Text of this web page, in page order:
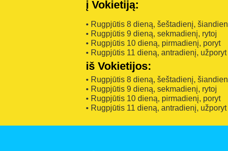
į Vokietiją:
• Rugpjūtis 8 dieną, šeštadienį, šiandien
• Rugpjūtis 9 dieną, sekmadienį, rytoj
• Rugpjūtis 10 dieną, pirmadienį, poryt
• Rugpjūtis 11 dieną, antradienį, užporyt
iš Vokietijos:
• Rugpjūtis 8 dieną, šeštadienį, šiandien
• Rugpjūtis 9 dieną, sekmadienį, rytoj
• Rugpjūtis 10 dieną, pirmadienį, poryt
• Rugpjūtis 11 dieną, antradienį, užporyt